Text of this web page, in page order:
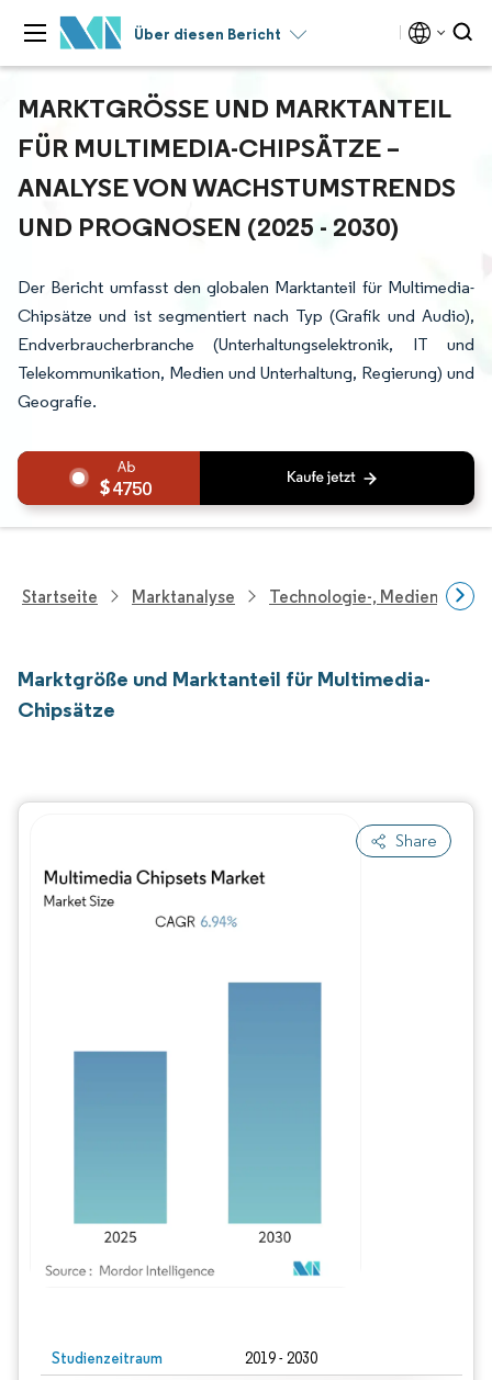
Über diesen Bericht
MARKTGRÖSSE UND MARKTANTEIL F
ÜR MULTIMEDIA-CHIPSÄTZE – A
NALYSE VON WACHSTUMSTRENDS U
ND PROGNOSEN (2025 - 2030)
Der Bericht umfasst den globalen Marktanteil für Multimedia-
Chipsätze und ist segmentiert nach Typ (Grafik und Audio),
Endverbraucherbranche (Unterhaltungselektronik, IT und
Telekommunikation, Medien und Unterhaltung, Regierung) und
Geografie.
4750
Startseite Marktanalyse Technologie-, Medien- Und
Marktgröße und Marktanteil für Multimedia-
Chipsätze
Share
Studienzeitraum 2019 - 2030